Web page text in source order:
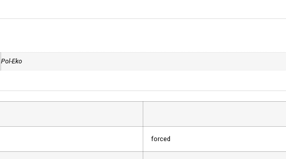
Pol-Eko
forced